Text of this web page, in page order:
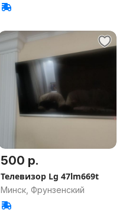
500 р.
Телевизор Lg 47lm669t
Минск, Фрунзенский